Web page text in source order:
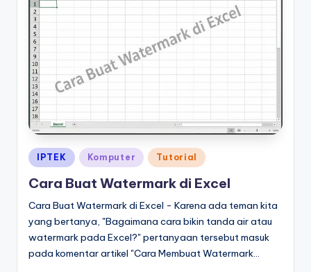
Posted
in
IPTEK Komputer Tutorial
Cara Buat Watermark di Excel
Cara Buat Watermark di Excel - Karena ada teman kita
yang bertanya, "Bagaimana cara bikin tanda air atau
watermark pada Excel?" pertanyaan tersebut masuk
pada komentar artikel "Cara Membuat Watermark…